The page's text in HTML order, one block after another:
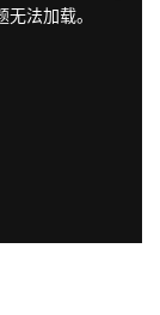
法加载。